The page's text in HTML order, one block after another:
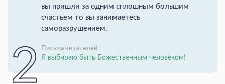
вы пришли за одним сплошным большим
счастьем то вы занимаетесь
саморазрушением.
Письма читателей
Я выбираю быть Божественным человеком!